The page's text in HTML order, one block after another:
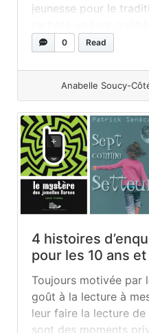
jeunesse pour le
que pendant toute
pour enfants et
vient le temps... »
0 Read
Anabelle Soucy-
4 histoires
pour les 10 ans
Toujours motivée par
goût à la lecture à
leur faire la lecture de
sont des moments